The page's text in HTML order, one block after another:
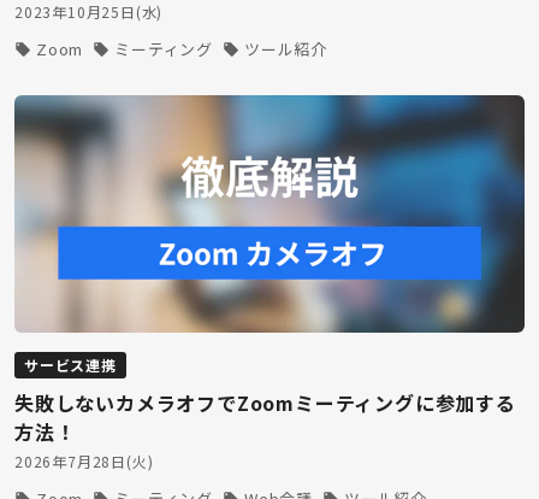
2023年10月25日(水)
Zoom ミーティング ツール紹介
サービス連携
失敗しないカメラオフでZoomミーティングに参加する
方法！
2026年7月28日(火)